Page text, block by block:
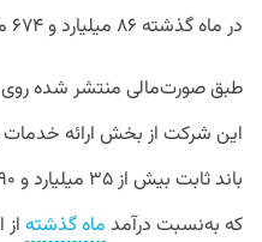
در ماه گذشته ۸۶ میلیارد و ۶۷۴ میلیون تومان گزارش شده بود.
طبق صورت‌مالی منتشر شده
که به‌نسبت درآمد ماه گذشته